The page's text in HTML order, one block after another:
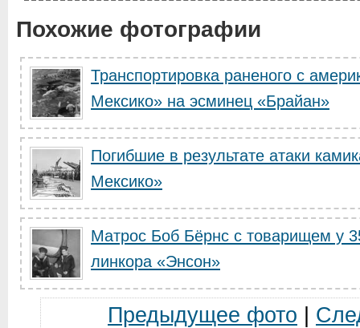
Похожие фотографии
Транспортировка раненого с
Мексико» на эсминец «Брайан»
Погибшие в результате атаки
Мексико»
Матрос Боб Бёрнс с товарищем у
линкора «Энсон»
Предыдущее фото